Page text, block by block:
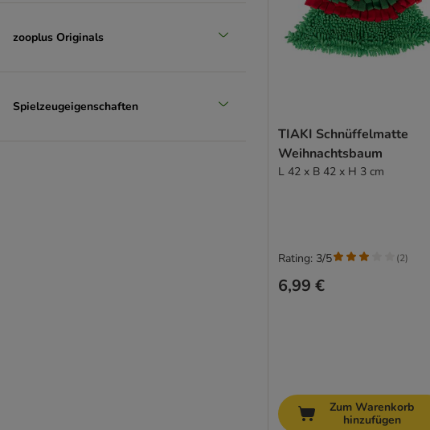
zooplus Originals
Spielzeugeigenschaften
TIAKI Schnüffelmatte
Weihnachtsbaum
L 42 x B 42 x H 3 cm
6,99 €
Rating: 3/5 (2)
Zum Warenkorb
hinzufügen